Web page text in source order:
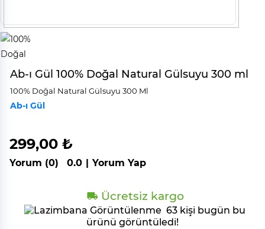
Ab-ı Gül 100% Doğal Natural Gülsuyu 300 ml
100% Doğal Natural Gülsuyu 300 Ml
Ab-ı Gül
299,00 ₺
Yorum (0) 0.0 | Yorum Yap
Ücretsiz kargo
63 kişi bugün bu
ürünü görüntüledi!